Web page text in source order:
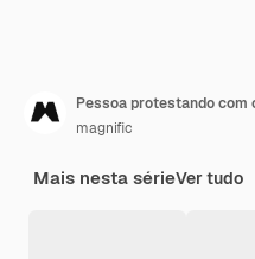
magnific
Mais nesta sérieVer tudo